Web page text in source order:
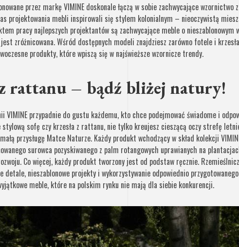
przez markę VIMINE doskonale łączą w sobie zachwycające wzornictwo
projektowania mebli inspirowali się stylem kolonialnym – nieoczywistą
pracy najlepszych projektantów są zachwycające meble o nieszablonowym
zróżnicowana. Wśród dostępnych modeli znajdziesz zarówno fotele i
produkty, które wpiszą się w najświeższe wzornicze trendy.
rattanu – bądź bliżej natury!
VIMINE przypadnie do gustu każdemu, kto chce podejmować świadome i
sofę czy krzesła z rattanu, nie tylko kreujesz cieszącą oczy strefę
przysługę Matce Naturze. Każdy produkt wchodzący w skład kolekcji
surowca pozyskiwanego z palm rotangowych uprawianych na
Co więcej, każdy produkt tworzony jest od podstaw ręcznie.
detale, nieszablonowe projekty i wykorzystywanie odpowiednio
meble, które na polskim rynku nie mają dla siebie konkurencji.